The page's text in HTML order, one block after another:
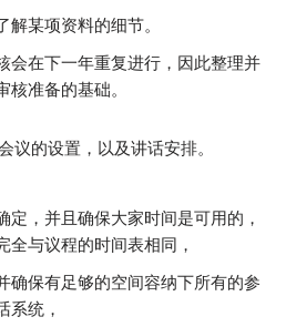
某项资料的细节。
会在下一年重复进行，因此整理并
准备的基础。
议的设置，以及讲话安排。
定，并且确保大家时间是可用的，
全与议程的时间表相同，
确保有足够的空间容纳下所有的参
系统，